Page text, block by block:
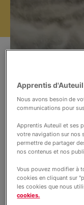
Actualités
©Nicolas Pontroué /
Le Lycée
Michel
un CAP
permet aux
métiers de
Apprentis
Nous avons besoin de
communications pour
Apprentis Auteuil et ses
votre navigation sur nos
permettre de partager
nos contenus et nos
Vous pouvez modifier à
cookies en cliquant sur
les cookies que nous
cookies.